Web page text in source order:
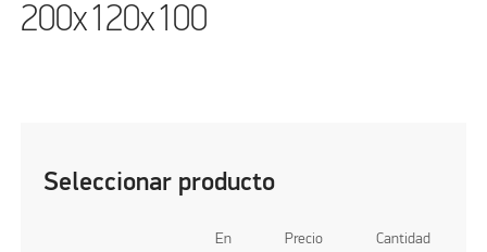
200x120x100
Seleccionar producto
En
Precio Cantidad